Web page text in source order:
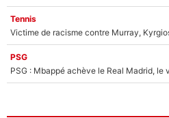
Tennis
PSG
PSG : Mbappé achève le Real Madrid, le